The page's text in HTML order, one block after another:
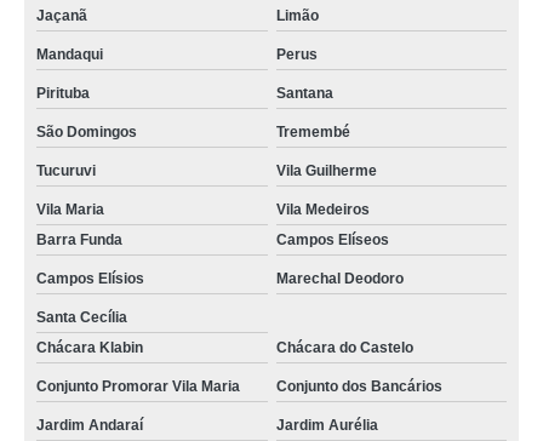
Jaçanã Limão
Mandaqui Perus
Pirituba Santana
São Domingos Tremembé
Tucuruvi Vila Guilherme
Vila Maria
Vila Medeiros
Barra Funda
Campos Elíseos
Campos Elísios Marechal Deodoro
Santa Cecília
Chácara Klabin
Chácara do Castelo
Conjunto Promorar Vila Maria Conjunto dos Bancários
Jardim Andaraí Jardim Aurélia